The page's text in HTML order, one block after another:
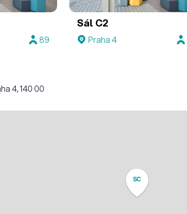
89
Sál C2
Praha 4
4, 140 00
SC